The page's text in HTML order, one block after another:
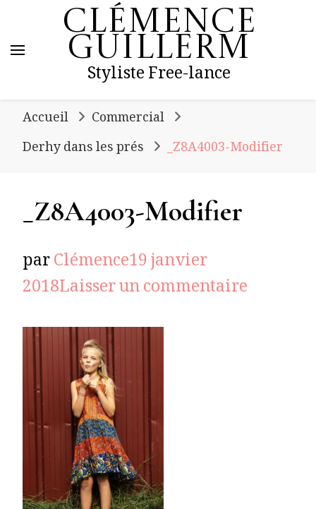
Clémence
Guillerm
Styliste Free-lance
Accueil
Commercial
Derhy dans les prés
_Z8A4003-Modifier
_Z8A4003-Modifier
parClémence19 janvier
2018Laisser un commentaire